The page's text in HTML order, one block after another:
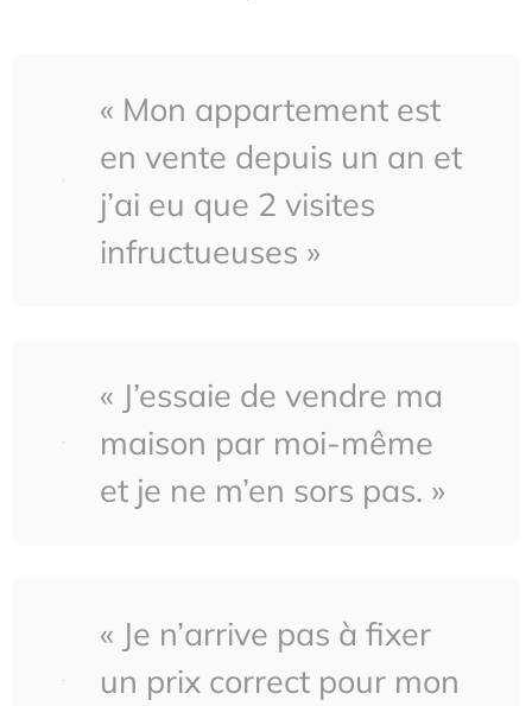
« Mon appartement est
en vente depuis un an et
j’ai eu que 2 visites
infructueuses »
« J’essaie de vendre ma
maison par moi-même
et je ne m’en sors pas. »
« Je n’arrive pas à fixer
un prix correct pour mon